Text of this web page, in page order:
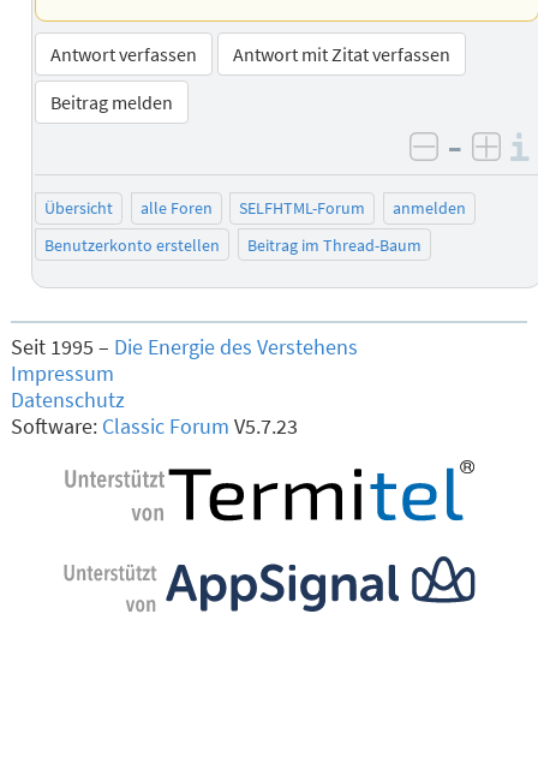
Antwort verfassen
Antwort mit Zitat verfassen
Beitrag melden
negativ
–
Übersicht alle Foren SELFHTML-Forum
anmelden
Benutzerkonto erstellen
Beitrag im Thread-Baum
Seit 1995 – Die Energie des Verstehens
Impressum
Datenschutz
Software: Classic Forum V5.7.23